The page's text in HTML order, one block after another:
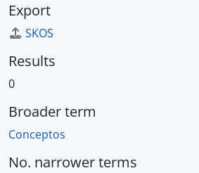
Export
SKOS
Results
0
Broader term
Conceptos
No. narrower terms